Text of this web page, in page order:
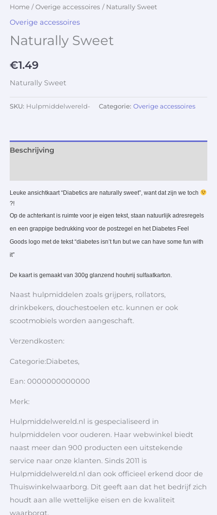
Home /Overige accessoires / Naturally Sweet
Overige accessoires
Naturally Sweet
€1.49
Naturally Sweet
SKU: Hulpmiddelwereld- Categorie: Overige accessoires
Beschrijving
Leuke ansichtkaart “Diabetics are naturally sweet”, want dat zijn we toch
?!
Op de achterkant is ruimte voor je eigen tekst, staan natuurlijk adresregels
en een grappige bedrukking voor de postzegel en het Diabetes Feel
Goods logo met de tekst “diabetes isn’t fun but we can have some fun with
it”
De kaart is gemaakt van 300g glanzend houtvrij sulfaatkarton.
Naast hulpmiddelen zoals grijpers, rollators,
drinkbekers, douchestoelen etc. kunnen er ook
scootmobiels worden aangeschaft.
Verzendkosten:
Categorie:Diabetes,
Ean: 0000000000000
Merk:
Hulpmiddelwereld.nl is gespecialiseerd in
hulpmiddelen voor ouderen. Haar webwinkel biedt
naast meer dan 900 producten een uitstekende
service naar onze klanten. Sinds 2011 is
Hulpmiddelwereld.nl dan ook officieel erkend door de
Thuiswinkelwaarborg. Dit geeft aan dat het bedrijf zich
houdt aan alle wettelijke eisen en de kwaliteit
waarborgt.